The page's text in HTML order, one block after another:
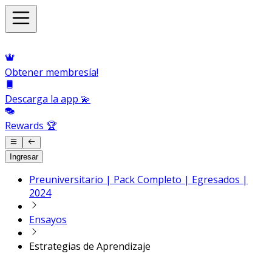
Obtener membresía!
Descarga la app 💫
Rewards 🏆
Ingresar
Preuniversitario | Pack Completo | Egresados |
2024
Ensayos
Estrategias de Aprendizaje